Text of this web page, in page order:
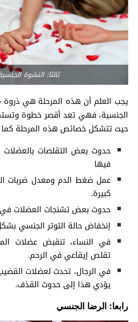
ثالثا: النشوة
يجب العلم أن هذه المرحلة هي ذروة
الجنسية، فهي تعد أقصر خطوة
حيث تتشكل خصائص هذه المرحلة
حدوث بعض التقلصات بالعضلات
فيها
عمل ضغط الدم ومعدل ضربات
كبيرة.
حدوث بعض تشنجات العضلات في
إنخفاض حالة التوتر الجنسي
في النساء، تنقبض عضلات
تقلص إيقاعي في الرحم.
في الرجال، تحدث لعضلات
يؤدي هذا إلى حدوث القذف.
رابعا: الرضا الجنسي